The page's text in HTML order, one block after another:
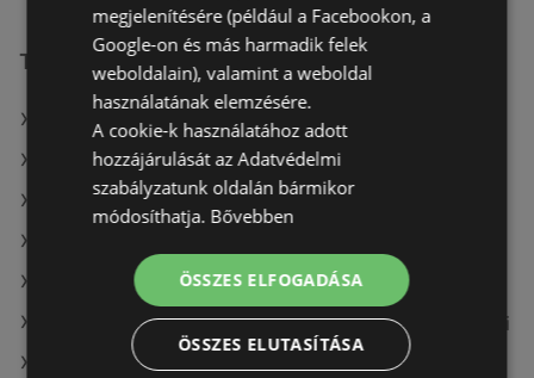
További linkek
A(z) Reál ajánlatai
A(z) Tesco ajánlatai
A(z) Ecofamily ajánlatai
A(z) Príma aktuális akciós újságjai
A(z) Fressnapf-Hungária Kft. aktuális akciós újságjai
A(z) Müller HU aktuális akciós újságjai
megjelenítésére (például a Facebookon, a
Google-on és más harmadik felek
weboldalain), valamint a weboldal
használatának elemzésére.
A cookie-k használatához adott
hozzájárulását az Adatvédelmi
szabályzatunk oldalán bármikor
módosíthatja. Bővebben
ÖSSZES ELFOGADÁSA
ÖSSZES ELUTASÍTÁSA